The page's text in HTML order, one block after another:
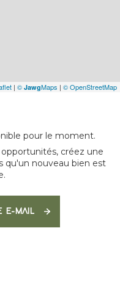
| © JawgMaps | © OpenStreetMap
pour le moment.
créez une
qu'un nouveau bien est
E-MAIL